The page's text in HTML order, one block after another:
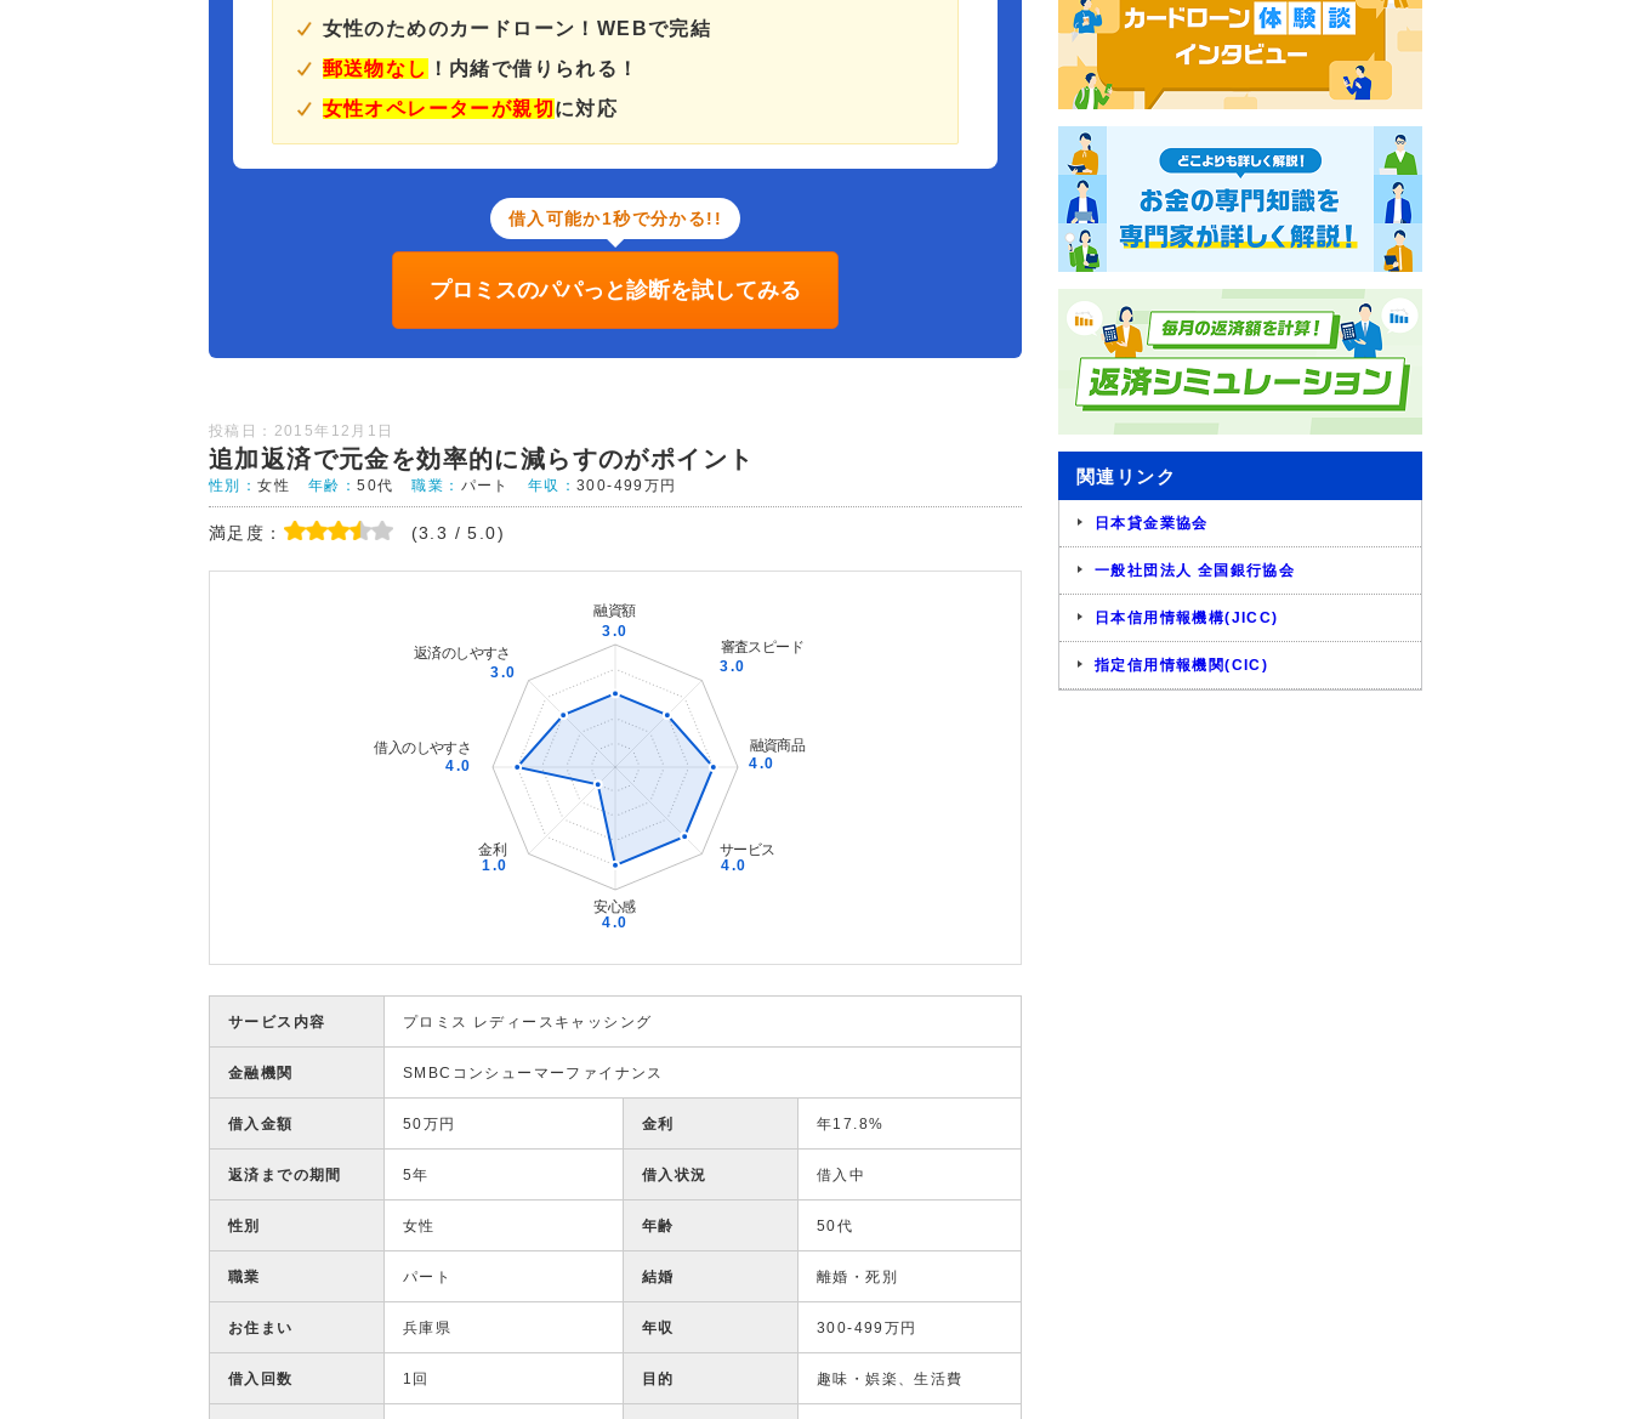
女性のためのカードローン！WEBで完結
郵送物なし
！内緒で借りられる！
女性オペレーターが親切 に対応
借入可能か1秒で分かる!!
プロミスのパパっと診断を試してみる
投稿日：2015年12月1日
追加返済で元金を効率的に減らすのがポイント
性別：女性 年齢：50代 職業： パート 年収：300-499万円
満足度： (3.3 / 5.0)
サービス内容 プロミス レディースキャッシング
金融機関 SMBCコンシューマーファイナンス
借入金額 50万円 金利 年17.8%
返済までの期間 5年 借入状況 借入中
性別 女性 年齢 50代
職業 パート 結婚 離婚・死別
お住まい 兵庫県 年収 300-499万円
借入回数 1回 目的 趣味・娯楽、生活費
関連リンク
日本貸金業協会
一般社団法人 全国銀行協会
日本信用情報機構(JICC)
指定信用情報機関(CIC)